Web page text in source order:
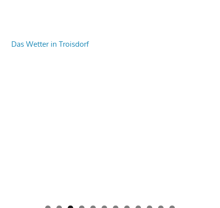
Das Wetter in Troisdorf